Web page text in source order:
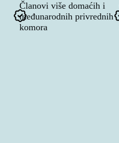
Članovi više domaćih i
međunarodnih privrednih
komora